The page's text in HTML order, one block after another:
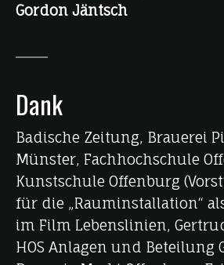
Gordon Jäntsch
Dank
Badische Zeitung, Brauerei
Münster, Fachhochschule
Kunstschule Offenburg
für die „Rauminstallation“
im Film Lebenslinien,
HOS Anlagen und Beteilung